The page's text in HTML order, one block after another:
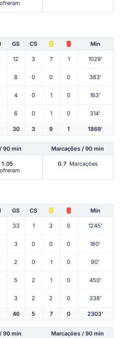
GS CS Min
12 3 7 1 1029'
8 0 0 0 363'
4 0 1 0 163'
6 0 1 0 314'
30 3 9 1 1869'
/ 90 min Marcações / 90 min
1.05
0.7 Marcações
GS CS Min
33 1 3 0 1245'
3 0 0 0 180'
2 0 1 0 90'
5 2 1 0 450'
3 2 2 0 338'
46 5 7 0 2303'
/ 90 min Marcações / 90 min